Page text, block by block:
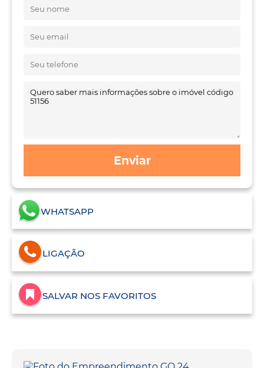
Enviar
WHATSAPP
LIGAÇÃO
SALVAR NOS FAVORITOS